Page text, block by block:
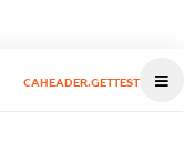
CAHEADER.GETTEST